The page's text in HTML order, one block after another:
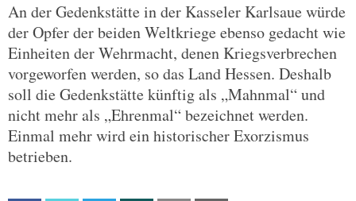
An der Gedenkstätte in der Kasseler Karlsaue würde
der Opfer der beiden Weltkriege ebenso gedacht wie
Einheiten der Wehrmacht, denen Kriegsverbrechen
vorgeworfen werden, so das Land Hessen. Deshalb
soll die Gedenkstätte künftig als „Mahnmal“ und
nicht mehr als „Ehrenmal“ bezeichnet werden.
Einmal mehr wird ein historischer Exorzismus
betrieben.